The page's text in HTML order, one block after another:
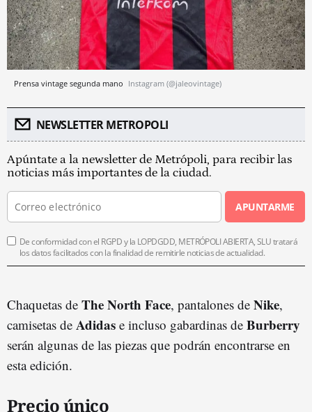
Prensa vintage segunda mano Instagram (@jaleovintage)
NEWSLETTER METROPOLI
Apúntate a la newsletter de Metrópoli, para recibir las
noticias más importantes de la ciudad.
APUNTARME
De conformidad con el RGPD y la LOPDGDD, METRÓPOLI ABIERTA, SLU tratará
los datos facilitados con la finalidad de remitirle noticias de actualidad.
Chaquetas de The North Face, pantalones de Nike,
camisetas de Adidas e incluso gabardinas de Burberry
serán algunas de las piezas que podrán encontrarse en
esta edición.
Precio único